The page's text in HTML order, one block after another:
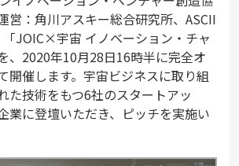
営：角川アスキー総合研究所、ASCII
「JOIC×宇宙 イノベーション・チャ
、2020年10月28日16時半に完全オ
開催します。宇宙ビジネスに取り組
た技術をもつ6社のスタートアッ
業に登壇いただき、ピッチを実施い